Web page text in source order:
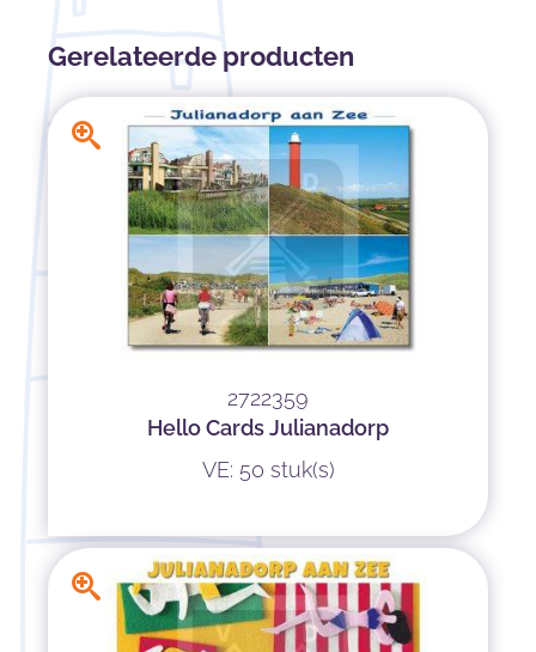
Gerelateerde producten
2722359
Hello Cards Julianadorp
VE: 50 stuk(s)